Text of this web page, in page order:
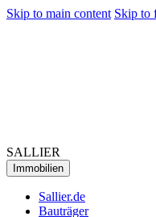
Skip to main content Skip to
SALLIER
Immobilien
Sallier.de
Bauträger